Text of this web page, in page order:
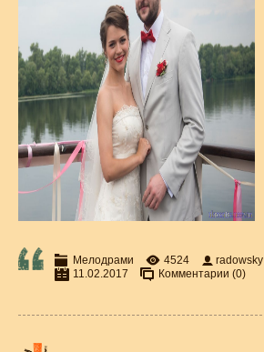
Мелодрами 4524
radowsky
11.02.2017
Комментарии (0)